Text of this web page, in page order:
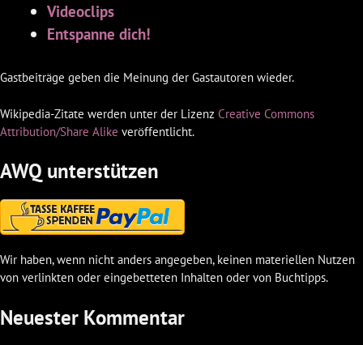
Videoclips
Entspanne dich!
Gastbeiträge geben die Meinung der Gastautoren wieder.
Wikipedia-Zitate werden unter der Lizenz Creative Commons
Attribution/Share Alike veröffentlicht.
AWQ unterstützen
Wir haben, wenn nicht anders angegeben, keinen materiellen Nutzen
von verlinkten oder eingebetteten Inhalten oder von Buchtipps.
Neuester Kommentar